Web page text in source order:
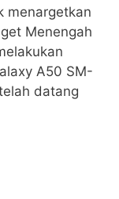
menargetkan
Menengah
A50 SM-
datang